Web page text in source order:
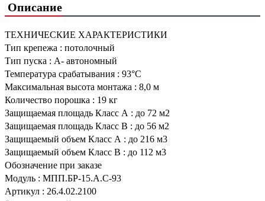
Описание
ТЕХНИЧЕСКИЕ ХАРАКТЕРИСТИКИ
Тип крепежа : потолочный
Тип пуска : А- автономный
Температура срабатывания : 93°С
Максимальная высота монтажа : 8,0 м
Количество порошка : 19 кг
Защищаемая площадь Класс А : до 72 м2
Защищаемая площадь Класс В : до 56 м2
Защищаемый объем Класс А : до 216 м3
Защищаемый объем Класс В : до 112 м3
Обозначение при заказе
Модуль : МПП.БР-15.А.С-93
Артикул : 26.4.02.2100